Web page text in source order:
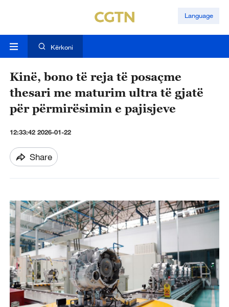
Language
Kërkoni
Kinë, bono të reja të posaçme
thesari me maturim ultra të gjatë
për përmirësimin e pajisjeve
12:33:42 2026-01-22
Share